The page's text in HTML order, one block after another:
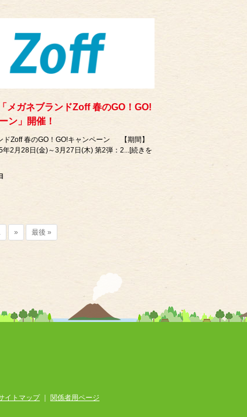
メガネブランドZoff 春のGO！GO!
ン」開催！
ドZoff 春のGO！GO!キャンペーン 【期間】
年2月28日(金)～3月27日(木) 第2弾：2...[続きを
» 最後 »
イトマップ｜ 関係者用ページ